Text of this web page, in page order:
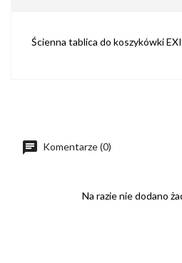
Ścienna tablica do koszykówki
Komentarze (0)
Na razie nie dodano